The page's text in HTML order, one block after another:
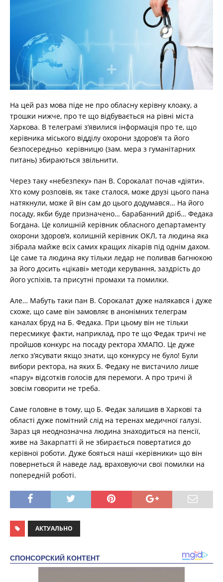
На цей раз мова піде не про обласну керівну клоаку, а
трошки нижче, про те що відбувається на рівні міста
Харкова. В телеграмі з’явилися інформація про те, що
керівника міського відділу охорони здоров’я та його
безпосередньо керівницю (зам. мера з гуманітарних
питань) збираються звільнити.
Через таку «небезпеку» пан В. Сорокалат почав «діяти».
Хто кому розповів, як таке сталося, може друзі цього пана
натякнули, може й він сам до цього додумався… На його
посаду, якби буде призначено… барабанний дріб… Федака
Богдана. Це колишній керівник обласного департаменту
охорони здоров’я, колишній керівник ОКЛ, та людина яка
зібрала майже всіх самих кращих лікарів під однім дахом.
Це саме та людина яку тільки ледар не поливав багнюкою
за його досить «цікаві» методи керування, заздрість до
його успіхів, та присутні промахи та помилки.
Але… Мабуть таки пан В. Сорокалат дуже налякався і дуже
схоже, що саме він замовляє в анонімних телеграм
каналах бруд на Б. Федака. При цьому він не тільки
пересмикує факти, наприклад, про те що Федак тричі не
пройшов конкурс на посаду ректора ХМАПО. Це дуже
легко з’ясувати якщо знати, що конкурсу не було! Були
вибори ректора, на яких Б. Федаку не вистачило лише
«пару» відсотків голосів для перемоги. А про тричі й
зовсім говорити не треба.
Саме головне в тому, що Б. Федак залишив в Харкові та
області дуже помітний слід на теренах медичної галузі.
Зараз ця неоднозначна людина знаходиться на пенсії,
живе на Закарпатті й не збирається повертатися до
керівної роботи. Дуже бояться наші «керівники» що він
повернеться й наведе лад, враховуючи свої помилки на
попередній роботі.
АКТУАЛЬНО